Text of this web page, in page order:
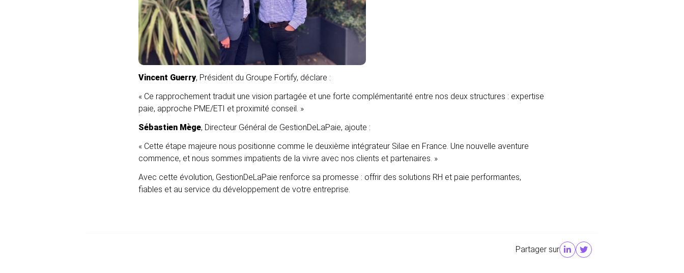
Vincent Guerry, Président du Groupe Fortify, déclare :
« Ce rapprochement traduit une vision partagée et une forte complémentarité entre nos deux structures : expertise
paie, approche PME/ETI et proximité conseil. »
Sébastien Mège, Directeur Général de GestionDeLaPaie, ajoute :
« Cette étape majeure nous positionne comme le deuxième intégrateur Silae en France. Une nouvelle aventure
commence, et nous sommes impatients de la vivre avec nos clients et partenaires. »
Avec cette évolution, GestionDeLaPaie renforce sa promesse : offrir des solutions RH et paie performantes,
fiables et au service du développement de votre entreprise.
Partager sur